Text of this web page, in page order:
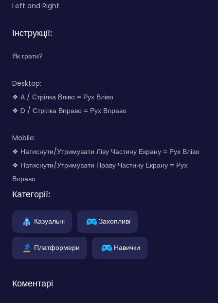
Left and Right.
Інструкції:
Як грати?
Desktop:
❖ A / Стрілка Вліво = Рух Вліво
❖ D / Стрілка Вправо = Рух Вправо
Mobile:
❖ Натиснути/Утримувати Ліву Частину Екрану = Рух Вліво
❖ Натиснути/Утримувати Праву Частину Екрану = Рух
Вправо
Категорії:
Казуальні Захопливі
Платформери Навички
Коментарі